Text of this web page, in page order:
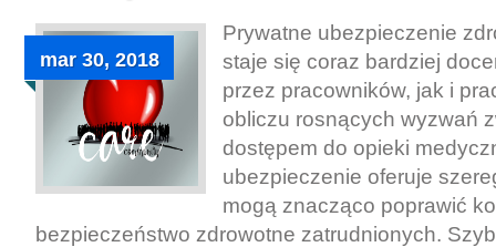
mar 30, 2018
Prywatne ubezpieczenie
staje się coraz bardziej
przez pracowników, jak i
obliczu rosnących wyzwań
dostępem do opieki
ubezpieczenie oferuje
mogą znacząco poprawić
bezpieczeństwo zdrowotne zatrudnionych.